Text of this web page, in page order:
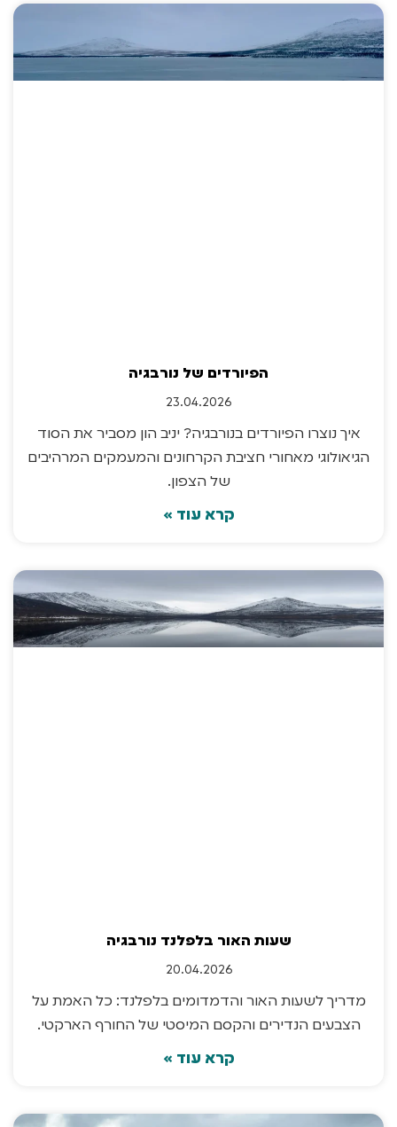
הפיורדים של נורבגיה
23.04.2026
איך נוצרו הפיורדים בנורבגיה? יניב הון מסביר את הסוד
הגיאולוגי מאחורי חציבת הקרחונים והמעמקים המרהיבים
של הצפון.
קרא עוד »
שעות האור בלפלנד נורבגיה
20.04.2026
מדריך לשעות האור והדמדומים בלפלנד: כל האמת על
הצבעים הנדירים והקסם המיסטי של החורף הארקטי.
קרא עוד »